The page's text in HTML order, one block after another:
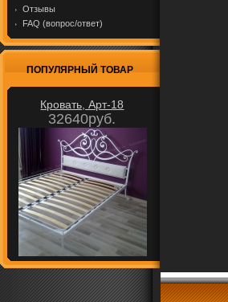
Отзывы
FAQ (вопрос/ответ)
ПОПУЛЯРНЫЙ ТОВАР
Кровать, Арт-18
32640руб.